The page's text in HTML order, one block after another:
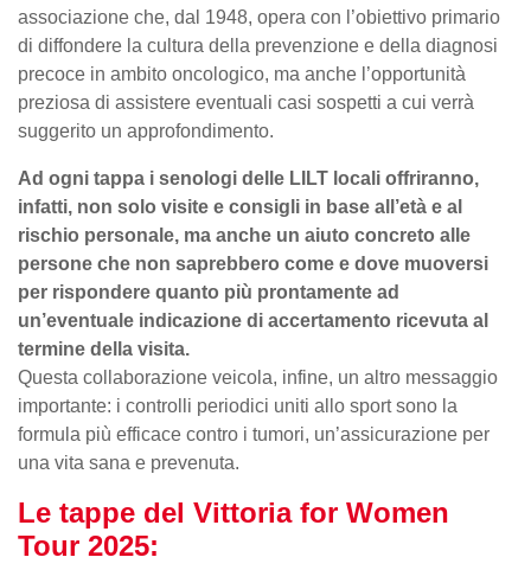
associazione che, dal 1948, opera con l’obiettivo primario
di diffondere la cultura della prevenzione e della diagnosi
precoce in ambito oncologico, ma anche l’opportunità
preziosa di assistere eventuali casi sospetti a cui verrà
suggerito un approfondimento.
Ad ogni tappa i senologi delle LILT locali offriranno,
infatti, non solo visite e consigli in base all’età e al
rischio personale, ma anche un aiuto concreto alle
persone che non saprebbero come e dove muoversi
per rispondere quanto più prontamente ad
un’eventuale indicazione di accertamento ricevuta al
termine della visita.
Questa collaborazione veicola, infine, un altro messaggio
importante: i controlli periodici uniti allo sport sono la
formula più efficace contro i tumori, un’assicurazione per
una vita sana e prevenuta.
Le tappe del Vittoria for Women
Tour 2025: